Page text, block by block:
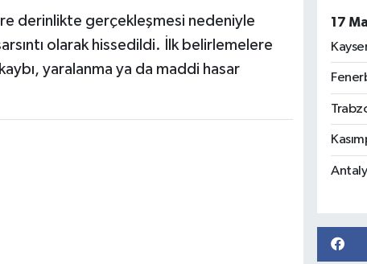
derinlikte gerçekleşmesi nedeniyle
olarak hissedildi. İlk belirlemelere
yaralanma ya da maddi hasar
17